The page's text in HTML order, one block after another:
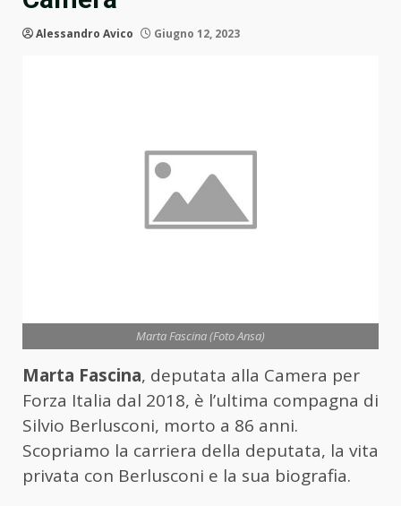
Alessandro Avico Giugno 12, 2023
Marta Fascina (Foto Ansa)
Marta Fascina, deputata alla Camera per
Forza Italia dal 2018, è l’ultima compagna di
Silvio Berlusconi, morto a 86 anni.
Scopriamo la carriera della deputata, la vita
privata con Berlusconi e la sua biografia.